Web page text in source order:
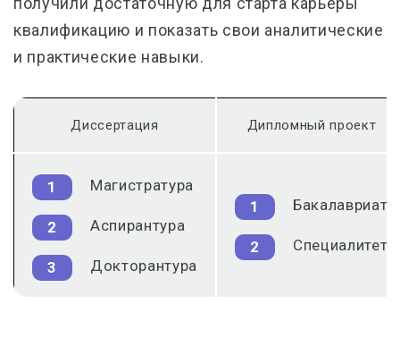
квалификацию и показать свои аналитические
и практические навыки.
Диссертация Дипломный проект
Магистратура
Аспирантура
Докторантура
Бакалавриат
Специалитет